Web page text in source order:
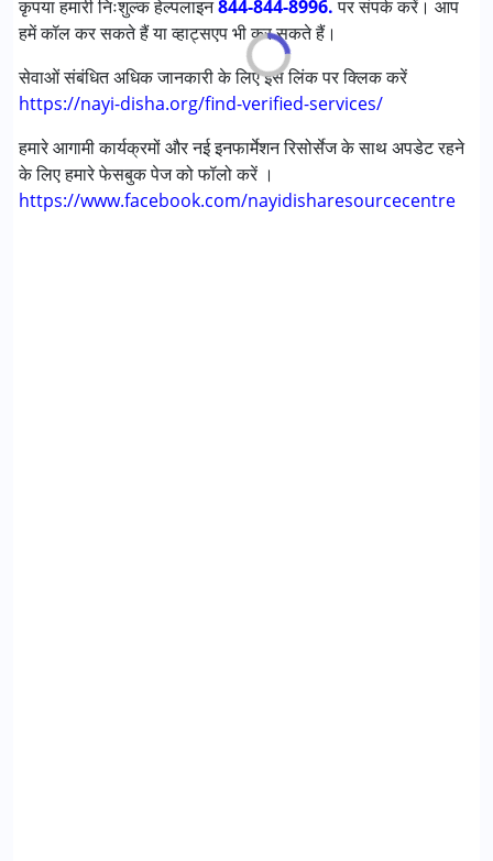
कृपया हमारी निःशुल्क हेल्पलाइन844-844-8996.पर संपर्क करें। आप
हमें कॉल कर सकते हैं या व्हाट्सएप भी कर सकते हैं।
सेवाओं संबंधित अधिक जानकारी के लिए इस लिंक पर क्लिक करें
https://nayi-disha.org/find-verified-services/
हमारे आगामी कार्यक्रमों और नई इनफार्मेशन रिसोर्सेज के साथ अपडेट रहने
के लिए हमारे फेसबुक पेज को फॉलो करें ।
https://www.facebook.com/nayidisharesourcecentre
सेंसरी प्रोसेसिंग डिसऑर्डर (SPD)
अंडायग्नोज्ड
आयु वर्ग :0 - 5 years ,6 - 12 years ,13 - 17 years
लिंग महिला, पुरुष